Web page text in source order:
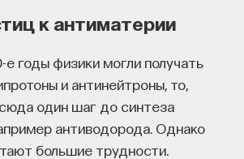
к антиматерии
е годы физики могли получать
и антинейтроны, то,
один шаг до синтеза
антиводорода. Однако
большие трудности.